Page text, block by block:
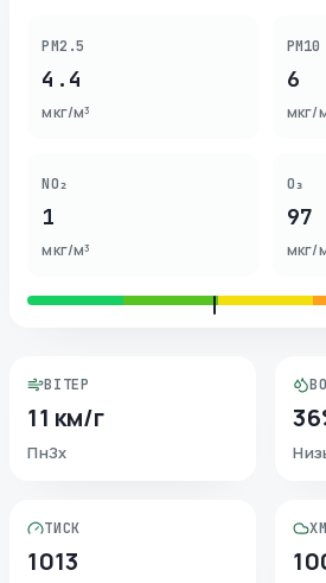
PM2.5
4.4
мкг/м³
PM10
6
мкг/
NO₂
1
мкг/м³
O₃
97
мкг/
ВІТЕР
11 км/г
ПнЗх
ТИСК
1013